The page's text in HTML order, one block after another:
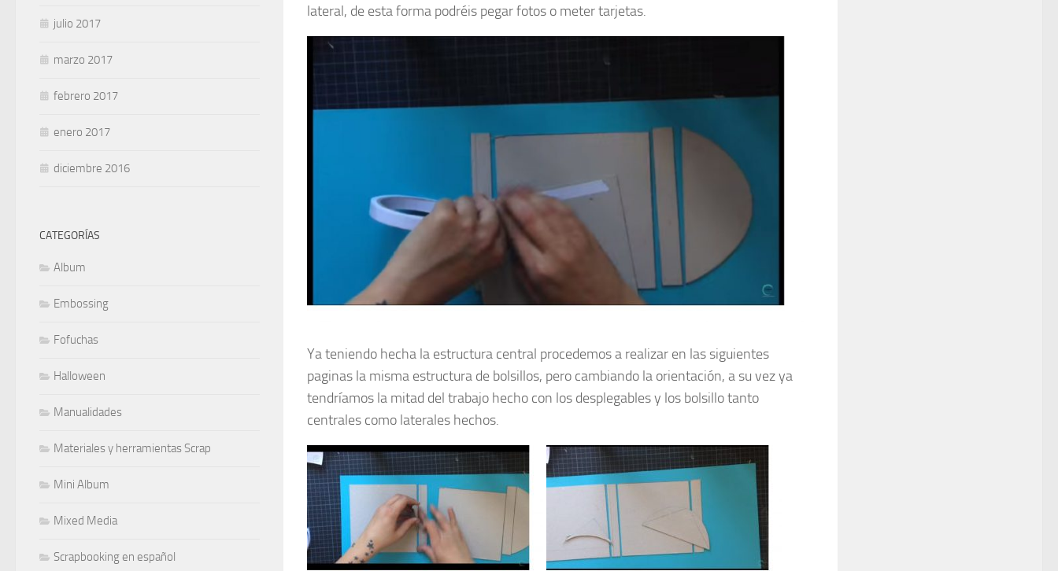
lateral, de esta forma podréis pegar fotos o meter tarjetas.
Ya teniendo hecha la estructura central procedemos a realizar en las siguientes
paginas la misma estructura de bolsillos, pero cambiando la orientación, a su vez ya
tendríamos la mitad del trabajo hecho con los desplegables y los bolsillo tanto
centrales como laterales hechos.
julio 2017
marzo 2017
febrero 2017
enero 2017
diciembre 2016
CATEGORÍAS
Album
Embossing
Fofuchas
Halloween
Manualidades
Materiales y herramientas Scrap
Mini Album
Mixed Media
Scrapbooking en español